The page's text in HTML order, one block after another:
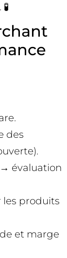
des
→ évaluation
les produits
et marge